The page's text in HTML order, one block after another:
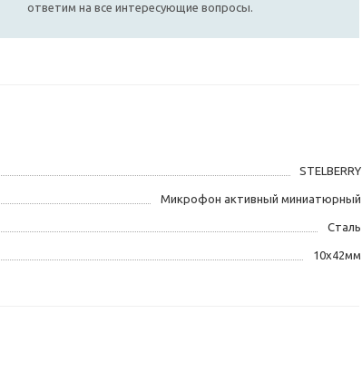
ответим на все интересующие вопросы.
STELBERRY
Микрофон активный миниатюрный
Сталь
10х42мм